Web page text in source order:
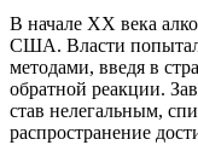
В начале XX века
США. Власти
методами, введя в
обратной реакции.
став нелегальным,
распространение